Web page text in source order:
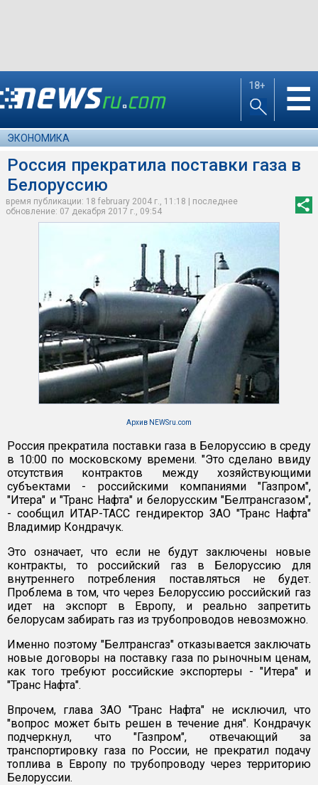
18+ ☰
ЭКОНОМИКА
Россия прекратила поставки газа в
Белоруссию
время публикации: 18 february 2004 г., 11:18 | последнее
обновление: 07 декабря 2017 г., 09:54
Архив NEWSru.com
Россия прекратила поставки газа в Белоруссию в среду
в 10:00 по московскому времени. "Это сделано ввиду
отсутствия контрактов между хозяйствующими
субъектами - российскими компаниями "Газпром",
"Итера" и "Транс Нафта" и белорусским "Белтрансгазом",
- сообщил ИТАР-ТАСС гендиректор ЗАО "Транс Нафта"
Владимир Кондрачук.
Это означает, что если не будут заключены новые
контракты, то российский газ в Белоруссию для
внутреннего потребления поставляться не будет.
Проблема в том, что через Белоруссию российский газ
идет на экспорт в Европу, и реально запретить
белорусам забирать газ из трубопроводов невозможно.
Именно поэтому "Белтрансгаз" отказывается заключать
новые договоры на поставку газа по рыночным ценам,
как того требуют российские экспортеры - "Итера" и
"Транс Нафта".
Впрочем, глава ЗАО "Транс Нафта" не исключил, что
"вопрос может быть решен в течение дня". Кондрачук
подчеркнул, что "Газпром", отвечающий за
транспортировку газа по России, не прекратил подачу
топлива в Европу по трубопроводу через территорию
Белоруссии.